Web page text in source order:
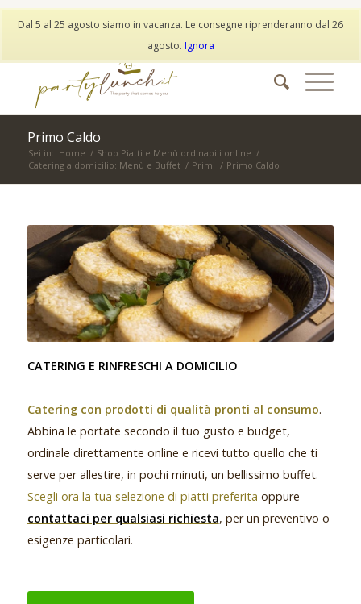
My Account
Wishlist
Primo Caldo
Sei in: Home / Shop Piatti e Menù ordinabili online /
Catering a domicilio: Menù e Buffet / Primi / Primo Caldo
CATERING E RINFRESCHI A DOMICILIO
Catering con prodotti di qualità pronti al consumo.
Abbina le portate secondo il tuo gusto e budget,
ordinale direttamente online e ricevi tutto quello che ti
serve per allestire, in pochi minuti, un bellissimo buffet.
Scegli ora la tua selezione di piatti preferita oppure
contattaci per qualsiasi richiesta, per un preventivo o
esigenze particolari.
Dal 5 al 25 agosto siamo in vacanza. Le consegne riprenderanno dal 26
agosto. Ignora